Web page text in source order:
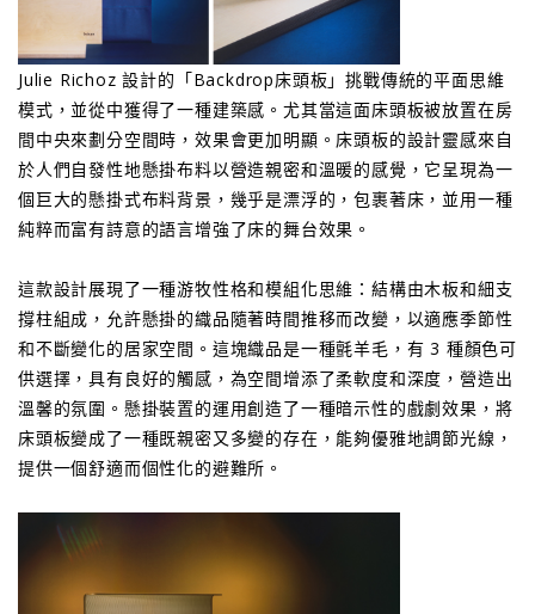
Julie Richoz 設計的「Backdrop床頭板」挑戰傳統的平面思維
模式，並從中獲得了一種建築感。尤其當這面床頭板被放置在房
間中央來劃分空間時，效果會更加明顯。床頭板的設計靈感來自
於人們自發性地懸掛布料以營造親密和溫暖的感覺，它呈現為一
個巨大的懸掛式布料背景，幾乎是漂浮的，包裹著床，並用一種
純粹而富有詩意的語言增強了床的舞台效果。
這款設計展現了一種游牧性格和模組化思維：結構由木板和細支
撐柱組成，允許懸掛的織品隨著時間推移而改變，以適應季節性
和不斷變化的居家空間。這塊織品是一種氈羊毛，有 3 種顏色可
供選擇，具有良好的觸感，為空間增添了柔軟度和深度，營造出
溫馨的氛圍。懸掛裝置的運用創造了一種暗示性的戲劇效果，將
床頭板變成了一種既親密又多變的存在，能夠優雅地調節光線，
提供一個舒適而個性化的避難所。